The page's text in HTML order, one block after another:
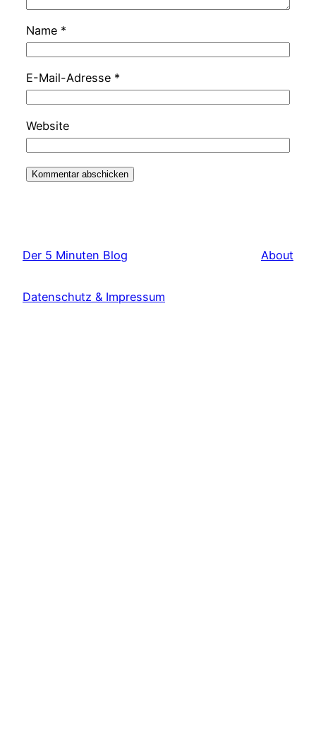
Name *
E-Mail-Adresse *
Website
Der 5 Minuten Blog About
Datenschutz & Impressum